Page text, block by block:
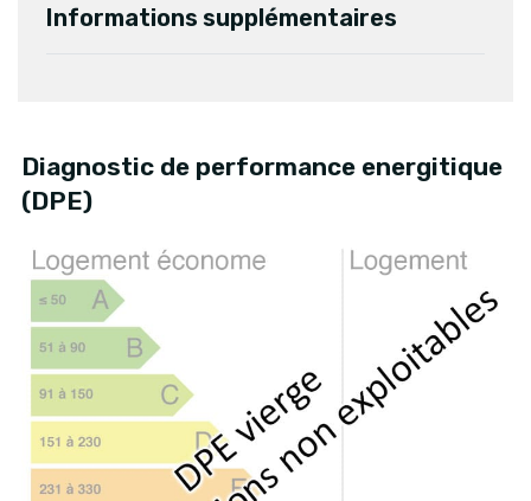
Informations supplémentaires
Diagnostic de performance energitique
(DPE)